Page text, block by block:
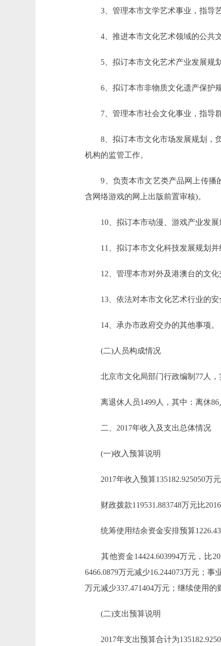
3、管理本市文学艺术事业，指导艺
4、推进本市文化艺术领域的公共文
5、拟订本市文化艺术产业发展规划
6、拟订本市非物质文化遗产保护规
7、管理本市社会文化事业，指导群
8、拟订本市文化市场发展规划，负
机构的监管工作。
9、负责本市文艺类产品网上传播的
含网络游戏的网上出版前置审核)。
10、拟订本市动漫、游戏产业发展
11、拟订本市文化科技发展规划并
12、管理本市对外及港澳台的文化
13、依法对本市文化艺术行业的安
14、承办市政府交办的其他事项。
(二)人员构成情况
北京市文化局部门行政编制77人，
离退休人员1499人，其中：离休86
二、2017年收入及支出总体情况
(一)收入预算说明
2017年收入预算135182.925050万元
财政拨款119531.883748万元比2016
统筹使用结余资金安排预算
其他资金14424.603994万元，比
6466.0879万元减少16.244073万元；事
万元减少337.471404万元；继续使用的
(二)支出预算说明
2017年支出预算合计为